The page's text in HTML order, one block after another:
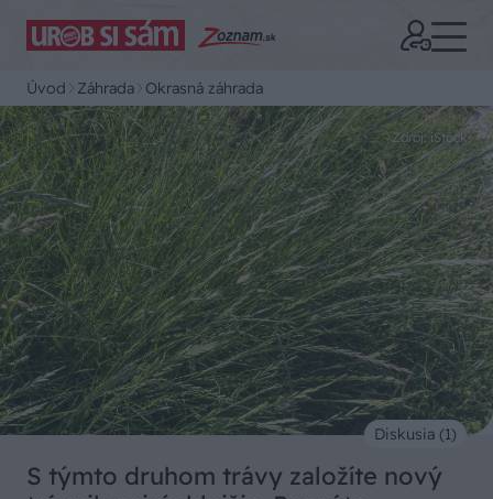
Úvod Záhrada Okrasná záhrada
Zdroj: iStock
S týmto druhom trávy založíte nový
Diskusia (1)